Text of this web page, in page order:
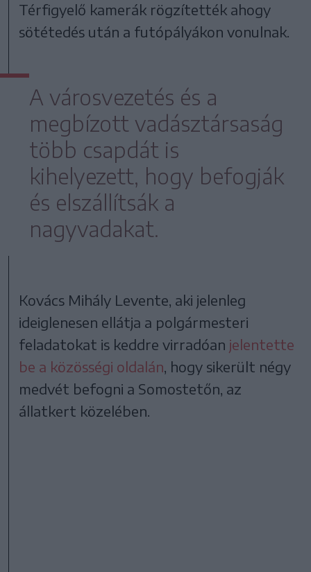
Térfigyelő kamerák rögzítették ahogy
sötétedés után a futópályákon vonulnak.
A városvezetés és a
megbízott vadásztársaság
több csapdát is
kihelyezett, hogy befogják
és elszállítsák a
nagyvadakat.
Kovács Mihály Levente, aki jelenleg
ideiglenesen ellátja a polgármesteri
feladatokat is keddre virradóan jelentette
be a közösségi oldalán, hogy sikerült négy
medvét befogni a Somostetőn, az
állatkert közelében.